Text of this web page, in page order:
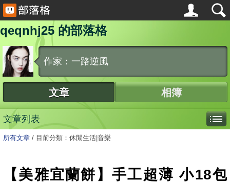
qeqnhj25 的部落格
作家：一路逆風
文章 相簿
文章列表
所有文章 / 目前分類：休閒生活|音樂
【美雅宜蘭餅】手工超薄 小18包